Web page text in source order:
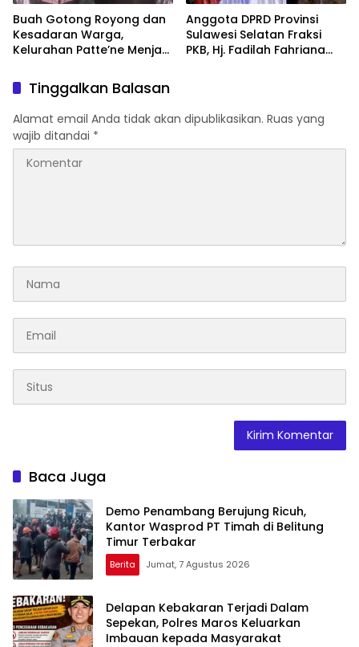
Buah Gotong Royong dan
Kesadaran Warga,
Kelurahan Patte’ne Menjadi
2026
Anggota DPRD Provinsi
Sulawesi Selatan Fraksi
PKB, Hj. Fadilah Fahriana
Melalui Malam Apresiasi
dan Inovasi Award 2026
Tinggalkan Balasan
Alamat email Anda tidak akan dipublikasikan. Ruas yang
wajib ditandai *
Baca Juga
Demo Penambang Berujung Ricuh,
Kantor Wasprod PT Timah di Belitung
Timur Terbakar
Berita Jumat, 7 Agustus 2026
Delapan Kebakaran Terjadi Dalam
Sepekan, Polres Maros Keluarkan
Imbauan kepada Masyarakat